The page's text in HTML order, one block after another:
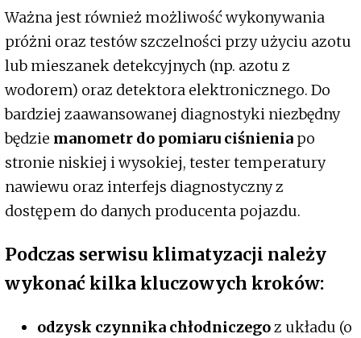
Ważna jest również możliwość wykonywania
próżni oraz testów szczelności przy użyciu azotu
lub mieszanek detekcyjnych (np. azotu z
wodorem) oraz detektora elektronicznego. Do
bardziej zaawansowanej diagnostyki niezbędny
będzie manometr do pomiaru ciśnienia po
stronie niskiej i wysokiej, tester temperatury
nawiewu oraz interfejs diagnostyczny z
dostępem do danych producenta pojazdu.
Podczas serwisu klimatyzacji należy
wykonać kilka kluczowych kroków:
odzysk czynnika chłodniczegoz układu (o